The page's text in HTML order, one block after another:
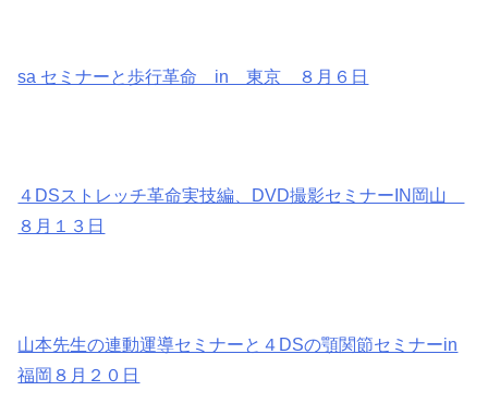
sa セミナーと歩行革命 in 東京 ８月６日
４DSストレッチ革命実技編、DVD撮影セミナーIN岡山
８月１３日
山本先生の連動運導セミナーと４DSの顎関節セミナーin
福岡８月２０日